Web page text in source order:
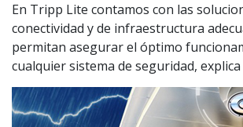
En Tripp Lite contamos con las
conectividad y de infraestructura
permitan asegurar el óptimo
cualquier sistema de seguridad,